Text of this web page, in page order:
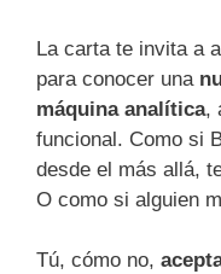
La carta te invita a
para conocer una
máquina analítica,
funcional. Como si
desde el más allá,
O como si alguien
Tú, cómo no,